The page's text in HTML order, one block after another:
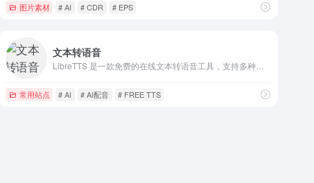
图片素材 # AI # CDR # EPS
文本转语音
常用站点 # AI # AI配音 # FREE TTS